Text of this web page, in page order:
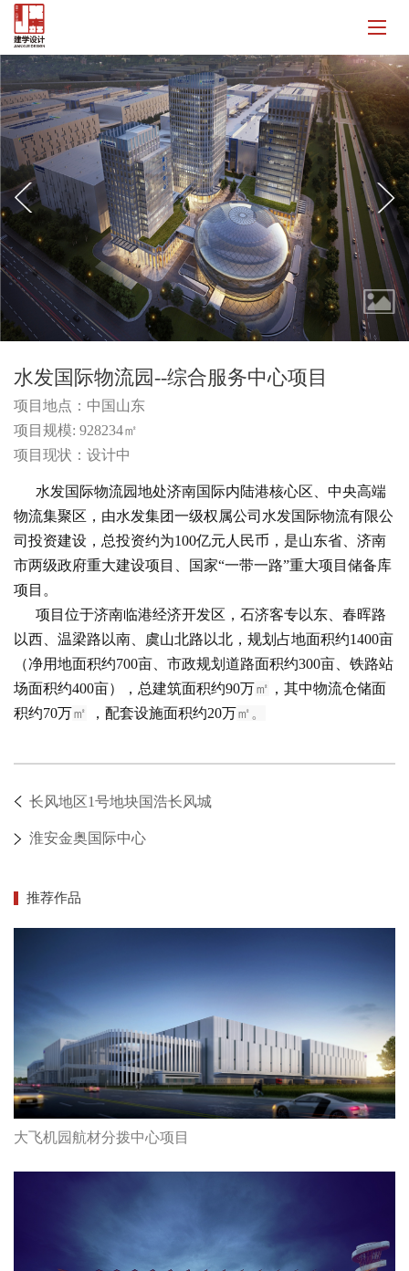
水发国际物流园--综合服务中心项目
项目地点：中国山东
项目规模: 928234㎡
项目现状：设计中
水发国际物流园地处济南国际内陆港核心区、中央高端
物流集聚区，由水发集团一级权属公司水发国际物流有限公
司投资建设，总投资约为100亿元人民币，是山东省、济南
市两级政府重大建设项目、国家“一带一路”重大项目储备库
项目。
项目位于济南临港经济开发区，石济客专以东、春晖路
以西、温梁路以南、虞山北路以北，规划占地面积约1400亩
（净用地面积约700亩、市政规划道路面积约300亩、铁路站
场面积约400亩），总建筑面积约90万㎡ ，其中物流仓储面
积约70万㎡ ，配套设施面积约20万㎡。
长风地区1号地块国浩长风城
淮安金奥国际中心
推荐作品
大飞机园航材分拨中心项目